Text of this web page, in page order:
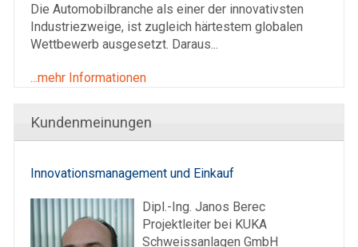
Die Automobilbranche als einer der innovativsten
Industriezweige, ist zugleich härtestem globalen
Wettbewerb ausgesetzt. Daraus...
...mehr Informationen
Kundenmeinungen
Innovationsmanagement und Einkauf
Dipl.-Ing. Janos Berec
Projektleiter bei KUKA
Schweissanlagen GmbH